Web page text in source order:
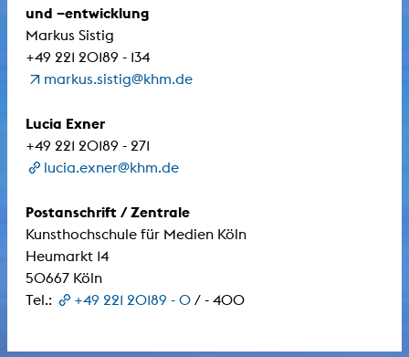
und –entwicklung
Markus Sistig
+49 221 20189 - 134
markus.sistig@khm.de
Lucia Exner
+49 221 20189 - 271
lucia.exner@khm.de
Postanschrift / Zentrale
Kunsthochschule für Medien Köln
Heumarkt 14
50667 Köln
Tel.:
+49 221 20189 - 0 / - 400